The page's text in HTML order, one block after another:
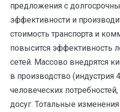
предложения с
эффективности и
стоимость транспорта и
повысится эффективность
сетей. Массово внедрятся
в производство (индустрия
человеческих
досуг. Тотальные